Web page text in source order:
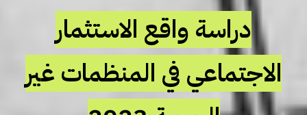
دراسة واقع الاستثمار
الاجتماعي في المنظمات غير